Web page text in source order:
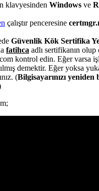
klavyesinden Windows ve R
çalıştır penceresine
Güvenlik Kök Sertifika
fatihca adlı sertifikanın olup
kontrol edin. Eğer varsa
demektir. Eğer yoksa
(Bilgisayarınızı yeniden